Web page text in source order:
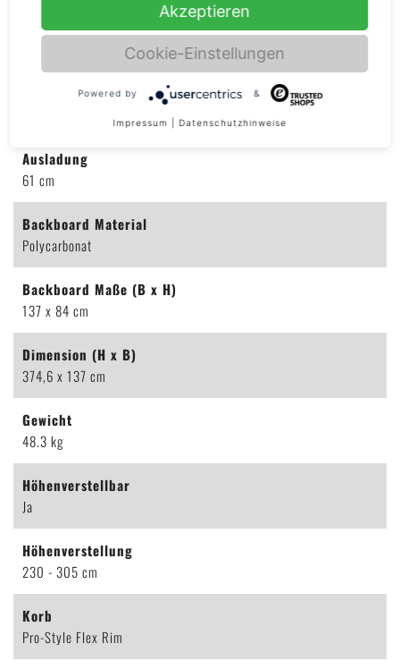
DETAILS
Artikelnummer
Ausladung
61 cm
Backboard Material
Polycarbonat
Backboard Maße (B x H)
137 x 84 cm
Dimension (H x B)
374,6 x 137 cm
Gewicht
48.3 kg
Höhenverstellbar
Ja
Höhenverstellung
230 - 305 cm
Korb
Pro-Style Flex Rim
Akzeptieren
Cookie-Einstellungen
Powered by &
Impressum Datenschutzhinweise